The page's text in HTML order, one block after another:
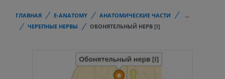
ГЛАВНАЯ E-ANATOMY АНАТОМИЧЕСКИЕ ЧАСТИ
...
ЧЕРЕПНЫЕ НЕРВЫ
ОБОНЯТЕЛЬНЫЙ НЕРВ [I]